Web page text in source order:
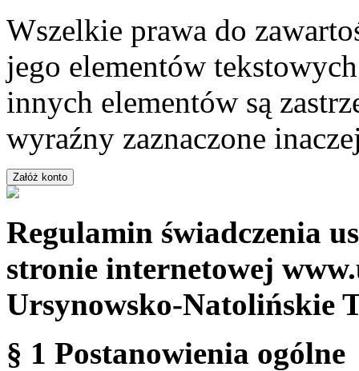
Wszelkie prawa do
jego elementów
innych elementów są
wyraźny zaznaczone
Regulamin świadczenia
stronie internetowej
Ursynowsko-Natolińskie
§ 1 Postanowienia ogólne